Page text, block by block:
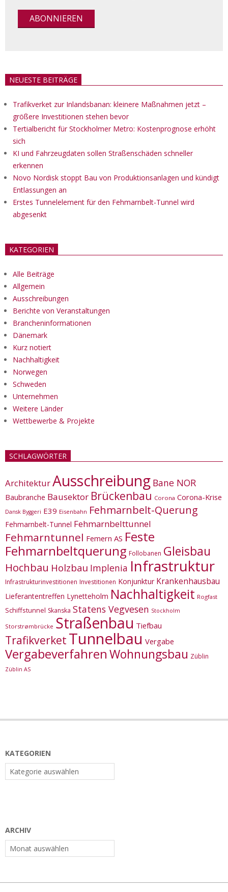
NEUESTE BEITRÄGE
Trafikverket zur Inlandsbanan: kleinere Maßnahmen jetzt –
größere Investitionen stehen bevor
Tertialbericht für Stockholmer Metro: Kostenprognose erhöht
sich
KI und Fahrzeugdaten sollen Straßenschäden schneller
erkennen
Novo Nordisk stoppt Bau von Produktionsanlagen und kündigt
Entlassungen an
Erstes Tunnelelement für den Fehmarnbelt-Tunnel wird
abgesenkt
KATEGORIEN
Alle Beiträge
Allgemein
Ausschreibungen
Berichte von Veranstaltungen
Brancheninformationen
Dänemark
Kurz notiert
Nachhaltigkeit
Norwegen
Schweden
Unternehmen
Weitere Länder
Wettbewerbe & Projekte
SCHLAGWÖRTER
ArchitekturAusschreibung Bane NOR
Baubranche Bausektor Brückenbau Corona Corona-Krise
Dansk Byggeri E39 Eisenbahn Fehmarnbelt-Querung
Fehmarnbelt-Tunnel Fehmarnbelttunnel
Fehmarntunnel Femern AS Feste
Fehmarnbeltquerung Follobanen Gleisbau
Hochbau Holzbau Implenia Infrastruktur
Infrastrukturinvestitionen Investitionen Konjunktur Krankenhausbau
Lieferantentreffen Lynetteholm Nachhaltigkeit Rogfast
Schiffstunnel Skanska Statens Vegvesen Stockholm
Storstrømbrücke Straßenbau Tiefbau
Trafikverket Tunnelbau Vergabe
VergabeverfahrenWohnungsbau Züblin
Züblin AS
KATEGORIEN
Kategorien
ARCHIV
Archiv